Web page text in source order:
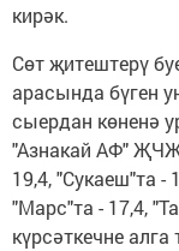
кирәк.
Сөт җитештерү
арасында бүген
сыердан көненә
"Азнакай АФ" ҖЧҖ
19,4, "Сукаеш"та -
"Марс"та - 17,4,
күрсәткечне